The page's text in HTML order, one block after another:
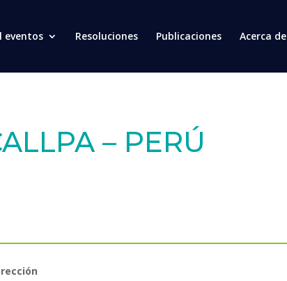
eventos Resoluciones Publicaciones Acerca de
– PERÚ